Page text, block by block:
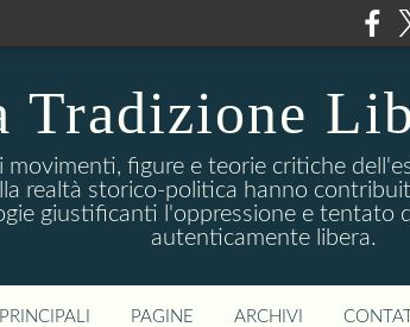
Tradizione
figure e teorie critiche
realtà storico-politica hanno
giustificanti l'oppressione e tentato
autenticamente libera.
PAGINE ARCHIVI